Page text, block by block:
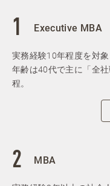
Executive MBA
実務経験10年程度を対
年齢は40代で主に「全
程。
MBA